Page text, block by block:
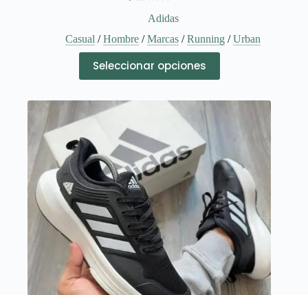
Adidas
Casual /Hombre /Marcas /Running /Urban
Seleccionar opciones
producto
tiene
variantes.
se
pueden
elegir
la
página
de
producto